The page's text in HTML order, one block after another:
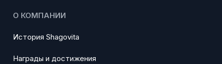
О КОМПАНИИ
История Shagovita
Награды и достижения